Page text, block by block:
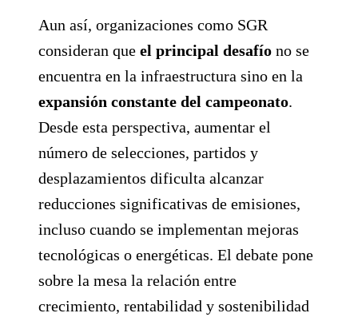
Aun así, organizaciones como SGR
consideran que el principal desafío no se
encuentra en la infraestructura sino en la
expansión constante del campeonato.
Desde esta perspectiva, aumentar el
número de selecciones, partidos y
desplazamientos dificulta alcanzar
reducciones significativas de emisiones,
incluso cuando se implementan mejoras
tecnológicas o energéticas. El debate pone
sobre la mesa la relación entre
crecimiento, rentabilidad y sostenibilidad